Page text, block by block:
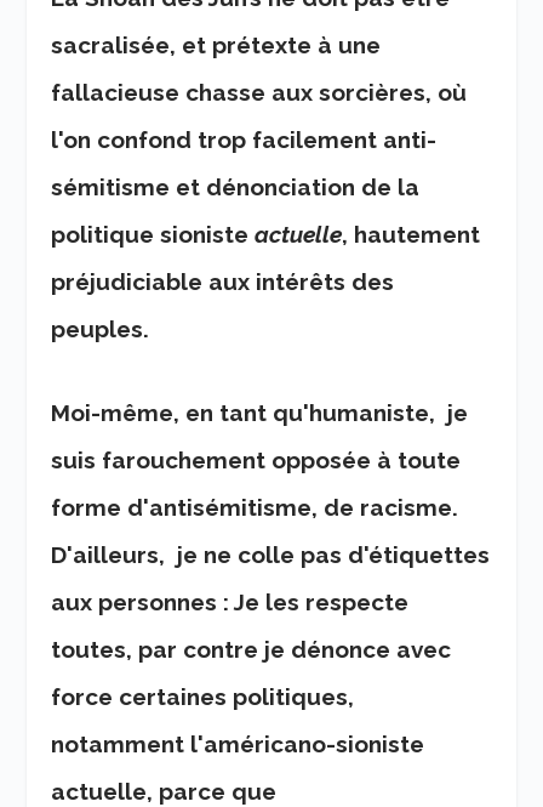
sacralisée, et prétexte à une
fallacieuse chasse aux sorcières, où
l'on confond trop facilement anti-
sémitisme et dénonciation de la
politique sionisteactuelle, hautement
préjudiciable aux intérêts des
peuples.
Moi-même, en tant qu'humaniste, je
suis farouchement opposée à toute
forme d'antisémitisme, de racisme.
D'ailleurs, je ne colle pas d'étiquettes
aux personnes : Je les respecte
toutes, par contre je dénonce avec
force certaines politiques,
notamment l'américano-sioniste
actuelle, parce que